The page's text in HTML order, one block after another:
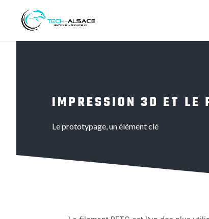
IMPRESSION 3D ET LE
Le prototypage, un élément clé